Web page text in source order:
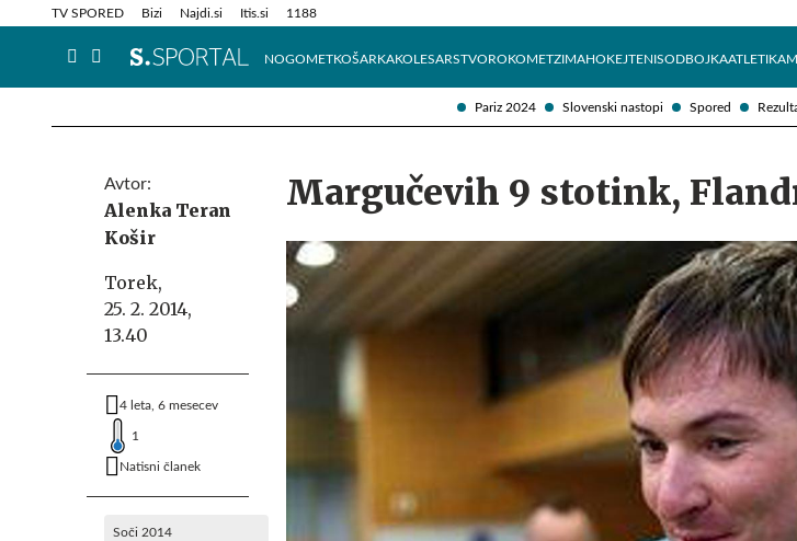
Pariz 2024 Slovenski nastopi Spored
TV SPORED Bizi Najdi.si Itis.si 1188
NOGOMETKOŠARKAKOLESARSTVOROKOMETZIMAHOKEJTENISODBOJKAATLETIKA
Info in obvestila Tehnik
Avtor:
Alenka Teran
Košir
Torek,
25. 2. 2014,
13.40
4 leta, 6 mesecev
1
Natisni članek
Soči 2014
Margučevih 9 stotink,